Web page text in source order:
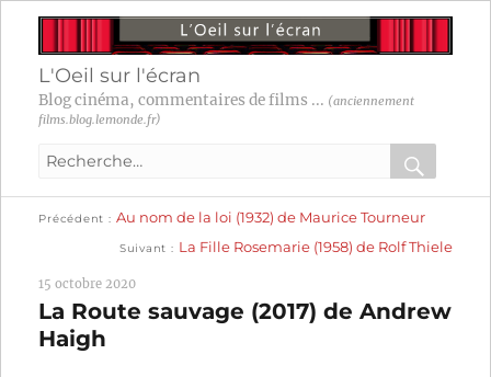
L'Oeil sur l'écran
Blog cinéma, commentaires de films ... (anciennement
films.blog.lemonde.fr)
Recherche
:
OK
Navigation
l’article
Précédent
précédente :
Au nom de la loi (1932) de Maurice Tourneur
Suivant
suivante :
La Fille Rosemarie (1958) de Rolf Thiele
15 octobre 2020
La Route sauvage (2017) de Andrew
Haigh